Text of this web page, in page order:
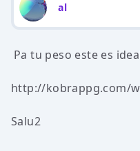
al
Pa tu peso este es
http://kobrappg.com/
Salu2